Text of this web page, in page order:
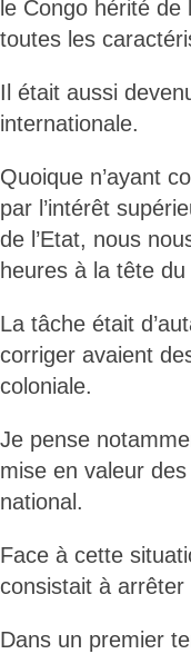
le Congo hérité
toutes les
Il était aussi
internationale.
Quoique n’ayant
par l’intérêt
de l’Etat, nous
heures à la tête du
La tâche était
corriger avaient
coloniale.
Je pense
mise en valeur
national.
Face à cette
consistait à
Dans un premier